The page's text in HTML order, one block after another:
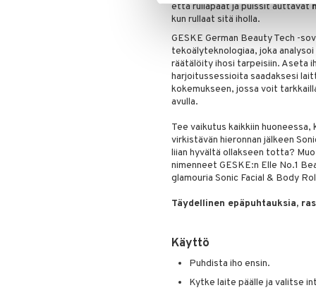
että rullapäät ja pulssit auttavat
kun rullaat sitä iholla.
GESKE German Beauty Tech -
tekoälyteknologiaa, joka
räätälöity ihosi tarpeisiin. Aseta
harjoitussessioita saadaksesi
kokemukseen, jossa voit
avulla.
Tee vaikutus kaikkiin
virkistävän hieronnan jälkeen
liian hyvältä ollakseen totta?
nimenneet GESKE:n Elle No.1
glamouria Sonic Facial & Body
Täydellinen epäpuhtauksia,
Käyttö
Puhdista iho ensin.
Kytke laite päälle ja valitse